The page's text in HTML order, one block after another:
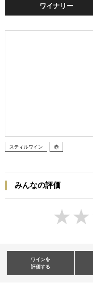
ワイナリー
スティルワイン 赤
みんなの評価
ワインを
評価する